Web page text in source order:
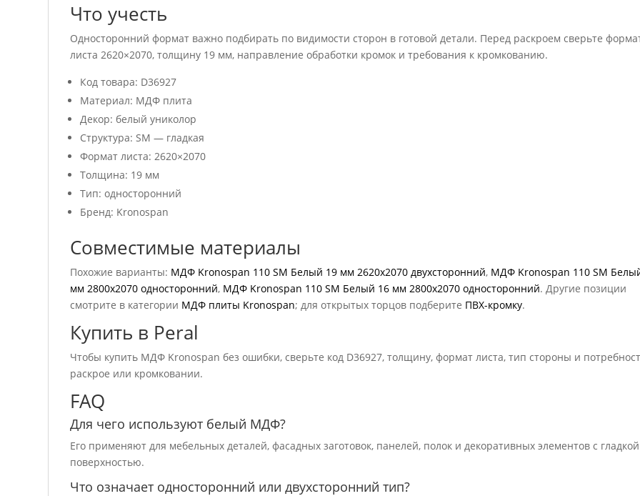
Что учесть
Односторонний формат важно подбирать по видимости сторон в готовой детали. Перед раскроем сверьте
листа 2620×2070, толщину 19 мм, направление обработки кромок и требования к кромкованию.
Код товара: D36927
Материал: МДФ плита
Декор: белый униколор
Структура: SM — гладкая
Формат листа: 2620×2070
Толщина: 19 мм
Тип: односторонний
Бренд: Kronospan
Совместимые материалы
Похожие варианты: МДФ Kronospan 110 SM Белый 19 мм 2620х2070 двухсторонний, МДФ Kronospan 110 SM
мм 2800х2070 односторонний, МДФ Kronospan 110 SM Белый 16 мм 2800х2070 односторонний. Другие позиции
смотрите в категории МДФ плиты Kronospan; для открытых торцов подберите ПВХ-кромку.
Купить в Peral
Чтобы купить МДФ Kronospan без ошибки, сверьте код D36927, толщину, формат листа, тип стороны и
раскрое или кромковании.
FAQ
Для чего используют белый МДФ?
Его применяют для мебельных деталей, фасадных заготовок, панелей, полок и декоративных элементов с гладкой
поверхностью.
Что означает односторонний или двухсторонний тип?